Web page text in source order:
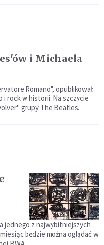
i Michaela
Romano", opublikował
i rock w historii. Na szczycie
grupy The Beatles.
jednego z najwybitniejszych
będzie można oglądać w
BWA.